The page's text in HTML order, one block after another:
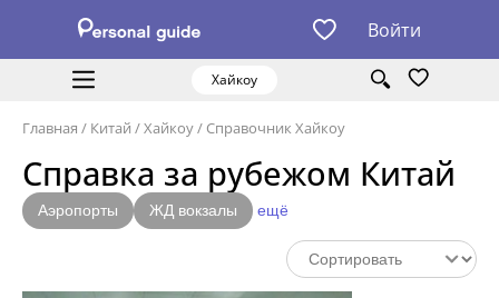
Войти
Хайкоу
Главная / Китай /Хайкоу/ Справочник Хайкоу
Справка за рубежом Китай
Аэропорты ЖД вокзалы ещё